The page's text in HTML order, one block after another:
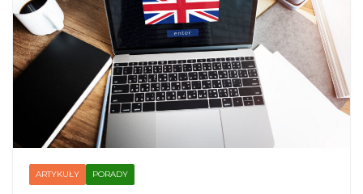
ARTYKUŁY PORADY